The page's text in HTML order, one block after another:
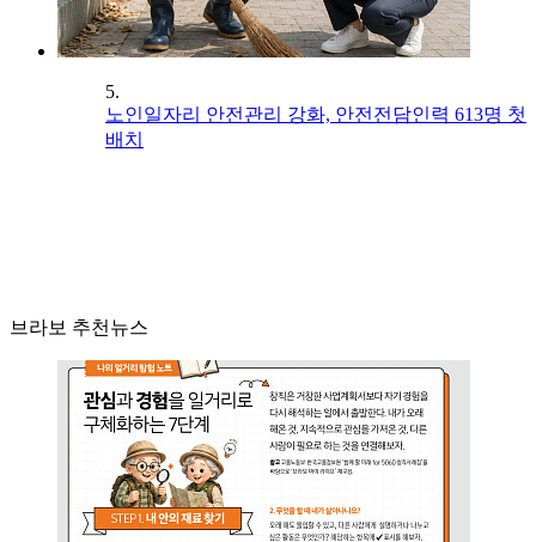
5.
노인일자리 안전관리 강화, 안전전담인력 613명 첫
배치
브라보 추천뉴스